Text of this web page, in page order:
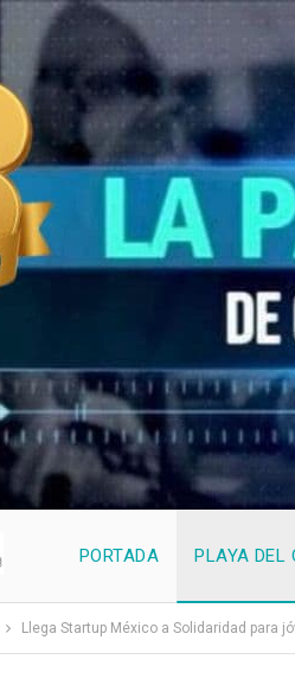
PORTADA PLAYA DEL
Llega Startup México a Solidaridad para